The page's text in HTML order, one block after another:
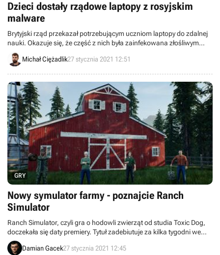
Dzieci dostały rządowe laptopy z rosyjskim
malware
Brytyjski rząd przekazał potrzebującym uczniom laptopy do zdalnej
nauki. Okazuje się, że część z nich była zainfekowana złośliwym
oprogramowaniem szpiegującym, najprawdopodobniej rosyjskiego
pochodzenia.
Michał Ciężadlik27 stycznia 2021 12:51
GRY
Nowy symulator farmy - poznajcie Ranch
Simulator
Ranch Simulator, czyli gra o hodowli zwierząt od studia Toxic Dog,
doczekała się daty premiery. Tytuł zadebiutuje za kilka tygodni we
wczesnym dostępie. Produkcję ma wyróżniać duża swoboda w
rozbudowie farmy oraz multiplayer, w którym będzie mogło zagrać
Damian Gacek27 stycznia 2021 12:45